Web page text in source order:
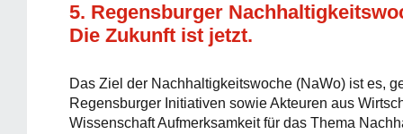
5. Regensburger
Die Zukunft ist jetzt.
Das Ziel der Nachhaltigkeitswoche (NaWo) ist es,
Regensburger Initiativen sowie Akteuren aus
Wissenschaft Aufmerksamkeit für das Thema